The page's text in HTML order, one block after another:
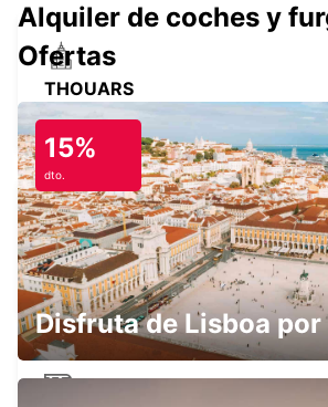
THOUARS
THOUARS - FRANCE
NIORT
NIORT - FRANCE
Alquiler de coches y
Ofertas
15%
dto.
Disfruta de Lisboa por